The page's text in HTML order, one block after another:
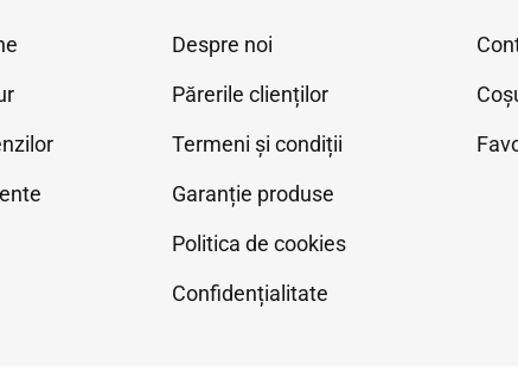
Despre noi
Părerile clienților
Termeni și condiții
Garanție produse
Politica de cookies
Confidențialitate